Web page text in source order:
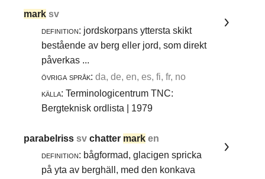
mark sv
definition: jordskorpans yttersta skikt
bestående av berg eller jord, som direkt
påverkas ...
övriga språk: da, de, en, es, fi, fr, no
källa: Terminologicentrum TNC:
Bergteknisk ordlista | 1979
parabelrisssvchatter mark en
definition: bågformad, glacigen spricka
på yta av berghäll, med den konkava